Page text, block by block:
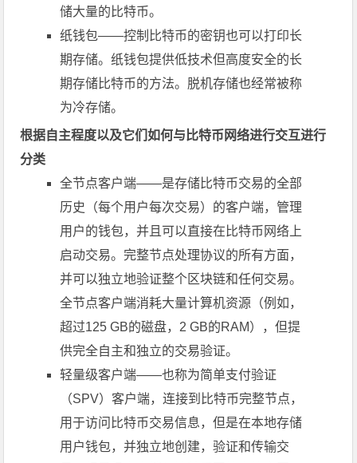
储大量的比特币。
纸钱包——控制比特币的密钥也可以打印长
期存储。纸钱包提供低技术但高度安全的长
期存储比特币的方法。脱机存储也经常被称
为冷存储。
根据自主程度以及它们如何与比特币网络进行交互进行
分类
全节点客户端——是存储比特币交易的全部
历史（每个用户每次交易）的客户端，管理
用户的钱包，并且可以直接在比特币网络上
启动交易。完整节点处理协议的所有方面，
并可以独立地验证整个区块链和任何交易。
全节点客户端消耗大量计算机资源（例如，
超过125 GB的磁盘，2 GB的RAM），但提
供完全自主和独立的交易验证。
轻量级客户端——也称为简单支付验证
（SPV）客户端，连接到比特币完整节点，
用于访问比特币交易信息，但是在本地存储
用户钱包，并独立地创建，验证和传输交